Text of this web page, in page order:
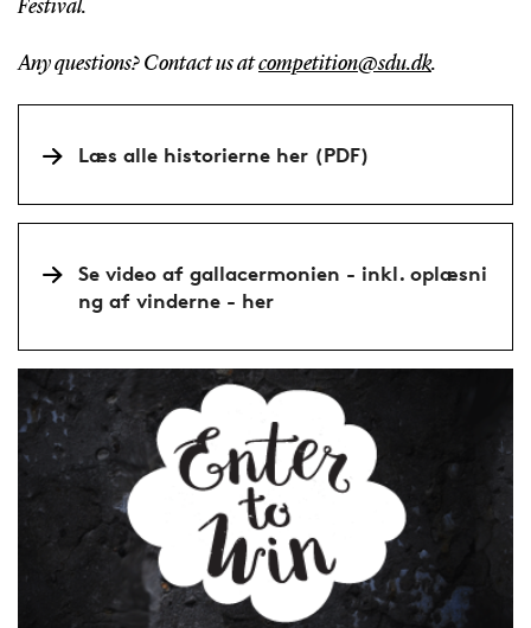
Festival.
Any questions? Contact us atcompetition@sdu.dk.
Læs alle historierne her (PDF)
Se video af gallacermonien - inkl. oplæsni
ng af vinderne - her